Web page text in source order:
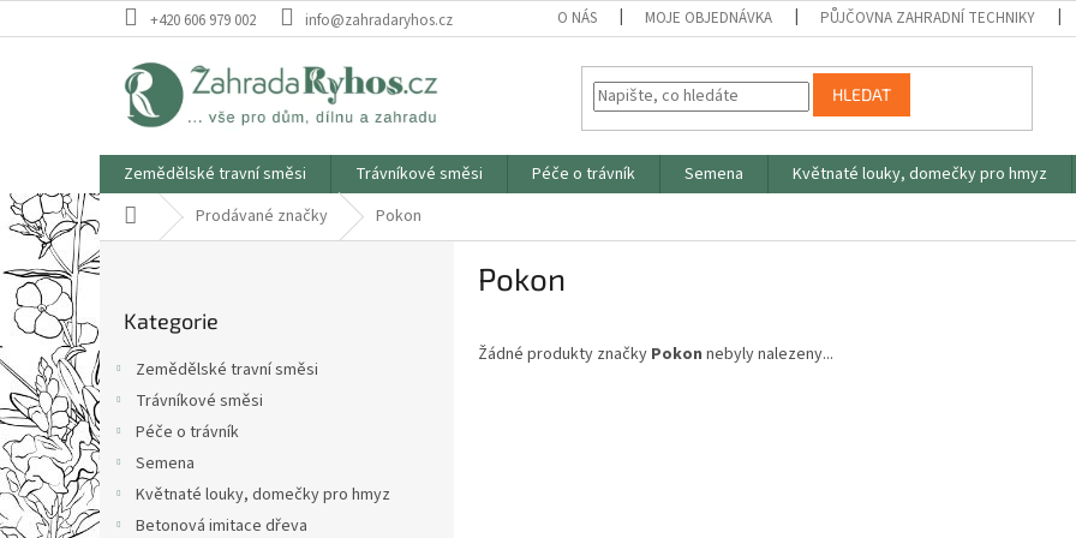
na
+420 606 979 002 info@zahradaryhos.cz O NÁS MOJE OBJEDNÁVKA PŮJČOVNA ZAHRADNÍ TECHNIKY
HLEDAT
Zemědělské travní směsi Trávníkové směsi Péče o trávník Semena Květnaté louky, domečky pro hmyz
Domů Prodávané značky Pokon
P
o
r
a
n
n
í
p
a
kategorie
Kategorie
Zemědělské travní směsi
Trávníkové směsi
Péče o trávník
Semena
Květnaté louky, domečky pro hmyz
Betonová imitace dřeva
Pokon
Žádné produkty značky Pokon nebyly nalezeny...